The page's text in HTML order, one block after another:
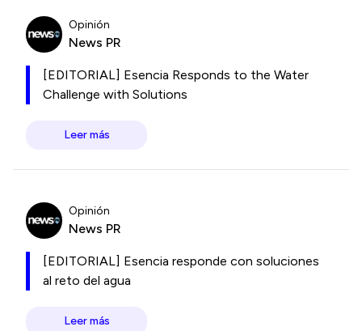
Opinión
News PR
[EDITORIAL] Esencia Responds to the Water
Challenge with Solutions
Leer más
Opinión
News PR
[EDITORIAL] Esencia responde con soluciones
al reto del agua
Leer más